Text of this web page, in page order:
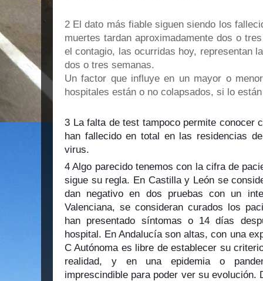
2 El dato más fiable siguen siendo los
muertes tardan aproximadamente dos o
el contagio, las ocurridas hoy, representan
dos o tres semanas.
Un factor que influye en un mayor o
hospitales están o no colapsados, si lo
3 La falta de test tampoco permite conocer
han fallecido en total en las residencias
virus.
4 Algo parecido tenemos con la cifra de
sigue su regla. En Castilla y León se
dan negativo en dos pruebas con un
Valenciana, se consideran curados los
han presentado síntomas o 14 días
hospital. En Andalucía son altas, con una
C Autónoma es libre de establecer su
realidad, y en una epidemia o
imprescindible para poder ver su evolución.